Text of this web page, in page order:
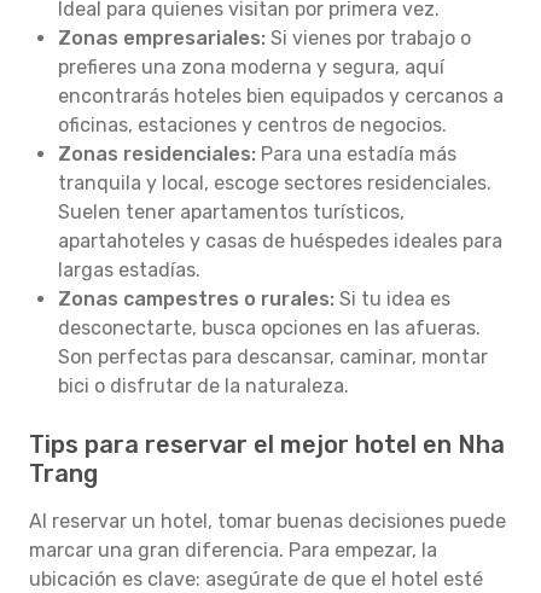
Ideal para quienes visitan por primera vez.
Zonas empresariales: Si vienes por trabajo o
prefieres una zona moderna y segura, aquí
encontrarás hoteles bien equipados y cercanos a
oficinas, estaciones y centros de negocios.
Zonas residenciales: Para una estadía más
tranquila y local, escoge sectores residenciales.
Suelen tener apartamentos turísticos,
apartahoteles y casas de huéspedes ideales para
largas estadías.
Zonas campestres o rurales: Si tu idea es
desconectarte, busca opciones en las afueras.
Son perfectas para descansar, caminar, montar
bici o disfrutar de la naturaleza.
Tips para reservar el mejor hotel en Nha
Trang
Al reservar un hotel, tomar buenas decisiones puede
marcar una gran diferencia. Para empezar, la
ubicación es clave: asegúrate de que el hotel esté